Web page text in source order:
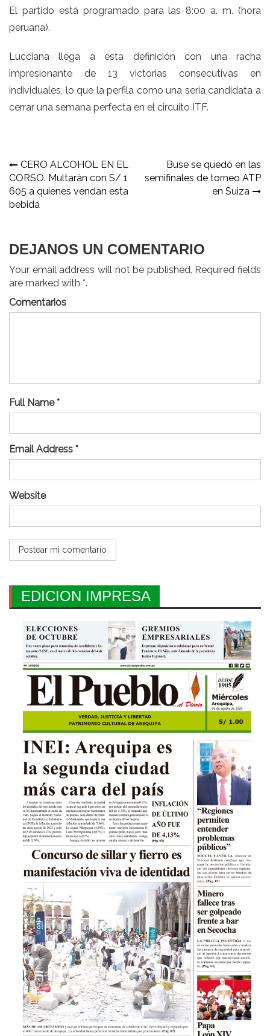
El partido está programado para las 8:00 a. m. (hora
peruana).
Lucciana llega a esta definición con una racha
impresionante de 13 victorias consecutivas en
individuales, lo que la perfila como una seria candidata a
cerrar una semana perfecta en el circuito ITF.
Navegación
de
entradas
CERO ALCOHOL EN EL
CORSO. Multarán con S/ 1
605 a quienes vendan esta
bebida
Buse se quedó en las
semifinales de torneo ATP
en Suiza
DEJANOS UN COMENTARIO
Your email address will not be published. Required fields
are marked with *.
Comentarios
Full Name *
Email Address *
Website
EDICION IMPRESA